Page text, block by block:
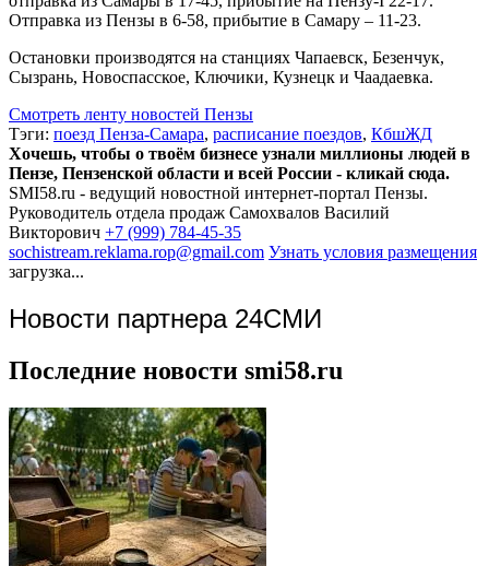
Отправка из Пензы в 6-58, прибытие в Самару – 11-23.
Остановки производятся на станциях Чапаевск, Безенчук,
Сызрань, Новоспасское, Ключики, Кузнецк и Чаадаевка.
Смотреть ленту новостей Пензы
Тэги: поезд Пенза-Самара, расписание поездов, КбшЖД
Хочешь, чтобы о твоём бизнесе узнали миллионы людей в
Пензе, Пензенской области и всей России - кликай сюда.
SMI58.ru - ведущий новостной интернет-портал Пензы.
Руководитель отдела продаж Самохвалов Василий
Викторович +7 (999) 784-45-35
sochistream.reklama.rop@gmail.com Узнать условия размещения
загрузка...
Новости партнера 24СМИ
Последние новости smi58.ru